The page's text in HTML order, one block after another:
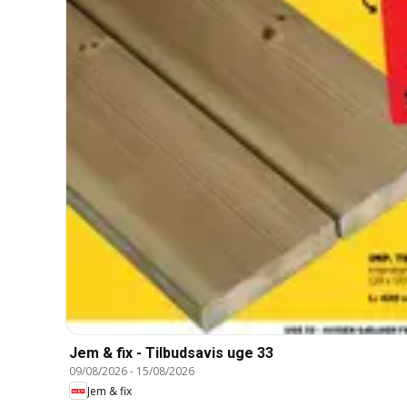
Jem & fix - Tilbudsavis uge 33
09/08/2026- 15/08/2026
Jem & fix